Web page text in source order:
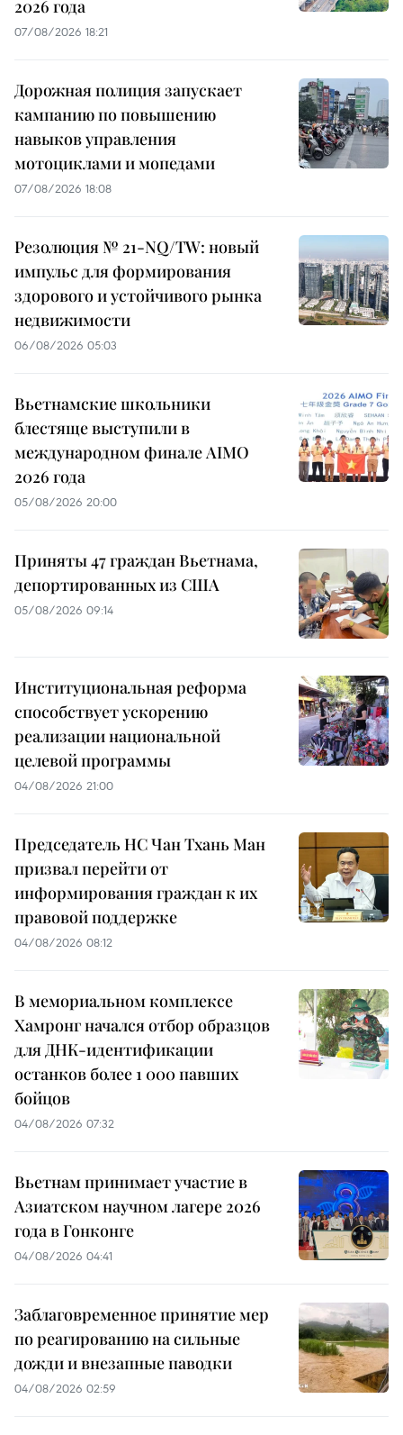
2026 года
07/08/2026 18:21
Дорожная полиция запускает
кампанию по повышению
навыков управления
мотоциклами и мопедами
07/08/2026 18:08
Резолюция № 21-NQ/TW: новый
импульс для формирования
здорового и устойчивого рынка
недвижимости
06/08/2026 05:03
Вьетнамские школьники
блестяще выступили в
международном финале AIMO
2026 года
05/08/2026 20:00
Приняты 47 граждан Вьетнама,
депортированных из США
05/08/2026 09:14
Институциональная реформа
способствует ускорению
реализации национальной
целевой программы
04/08/2026 21:00
Председатель НС Чан Тхань Ман
призвал перейти от
информирования граждан к их
правовой поддержке
04/08/2026 08:12
В мемориальном комплексе
Хамронг начался отбор образцов
для ДНК-идентификации
останков более 1 000 павших
бойцов
04/08/2026 07:32
Вьетнам принимает участие в
Азиатском научном лагере 2026
года в Гонконге
04/08/2026 04:41
Заблаговременное принятие мер
по реагированию на сильные
дожди и внезапные паводки
04/08/2026 02:59